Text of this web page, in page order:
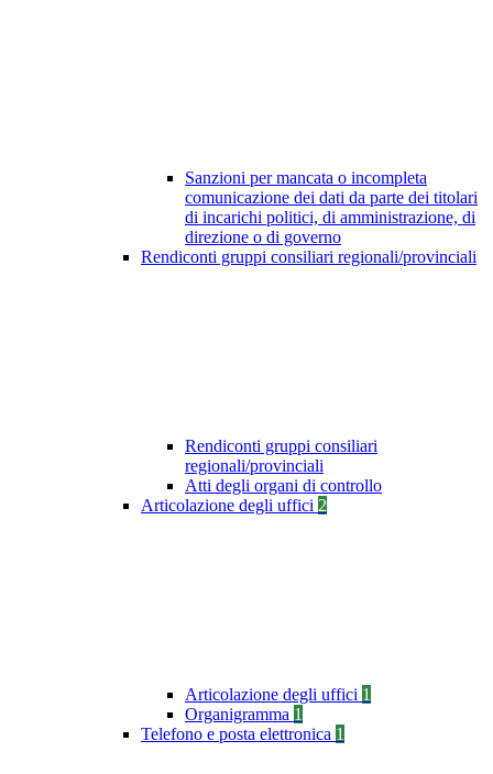
Sanzioni per mancata o incompleta
comunicazione dei dati da parte dei titolari
di incarichi politici, di amministrazione, di
direzione o di governo
Rendiconti gruppi consiliari regionali/provinciali
Rendiconti gruppi consiliari
regionali/provinciali
Atti degli organi di controllo
Articolazione degli uffici 2
Articolazione degli uffici 1
Organigramma 1
Telefono e posta elettronica 1